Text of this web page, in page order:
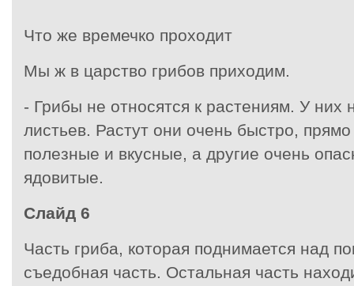
Что же времечко проходит
Мы ж в царство грибов приходим.
- Грибы не относятся к растениям. У них
листьев. Растут они очень быстро,
полезные и вкусные, а другие очень
ядовитые.
Слайд 6
Часть гриба, которая поднимается над
съедобная часть. Остальная часть